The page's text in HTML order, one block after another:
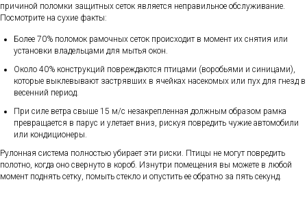
причиной поломки защитных сеток является неправильное обслуживание.
Посмотрите на сухие факты:
Более 70% поломок рамочных сеток происходит в момент их снятия или
установки владельцами для мытья окон.
Около 40% конструкций повреждаются птицами (воробьями и синицами),
которые выклевывают застрявших в ячейках насекомых или пух для гнезд в
весенний период.
При силе ветра свыше 15 м/с незакрепленная должным образом рамка
превращается в парус и улетает вниз, рискуя повредить чужие автомобили
или кондиционеры.
Рулонная система полностью убирает эти риски. Птицы не могут повредить
полотно, когда оно свернуто в короб. Изнутри помещения вы можете в любой
момент поднять сетку, помыть стекло и опустить ее обратно за пять секунд.